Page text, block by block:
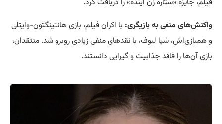
واکنش‌های منفی به بازیگری: با اکران فیلم، بازی هانتینگتون-وایتلی
و همبازی‌اش، شیا لبوف، با نقدهای منفی زیادی روبرو شد. منتقدان،
بازی آن‌ها را فاقد جذابیت و گیرایی دانستند.